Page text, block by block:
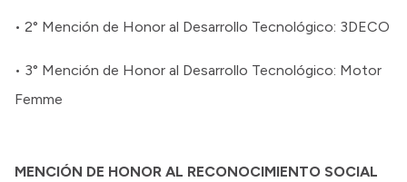
• 2° Mención de Honor al Desarrollo Tecnológico: 3DECO
• 3° Mención de Honor al Desarrollo Tecnológico: Motor
Femme
MENCIÓN DE HONOR AL RECONOCIMIENTO SOCIAL